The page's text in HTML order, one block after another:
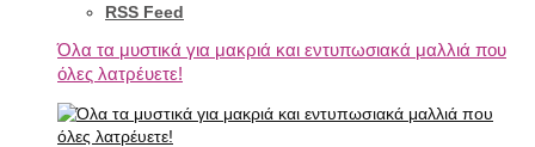
RSS Feed
Όλα τα μυστικά για μακριά και εντυπωσιακά μαλλιά που
όλες λατρέυετε!